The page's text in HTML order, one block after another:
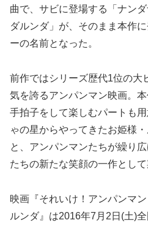
曲で、サビに登場する「ナン
ダルンダ」が、そのまま本作
ーの名前となった。
前作ではシリーズ歴代1位の大
気を誇るアンパンマン映画。
手拍子をして楽しむパートも
ゃの星からやってきたお姫様
と、アンパンマンたちが繰り
たちの新たな笑顔の一作として
映画『それいけ！アンパンマ
ルンダ』は2016年7月2日(土)全